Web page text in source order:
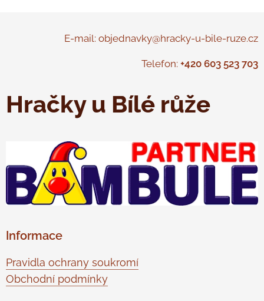
E-mail: objednavky@hracky-u-bile-ruze.cz
Telefon: +420 603 523 703
Hračky u Bílé růže
Informace
Pravidla ochrany soukromí
Obchodní podmínky